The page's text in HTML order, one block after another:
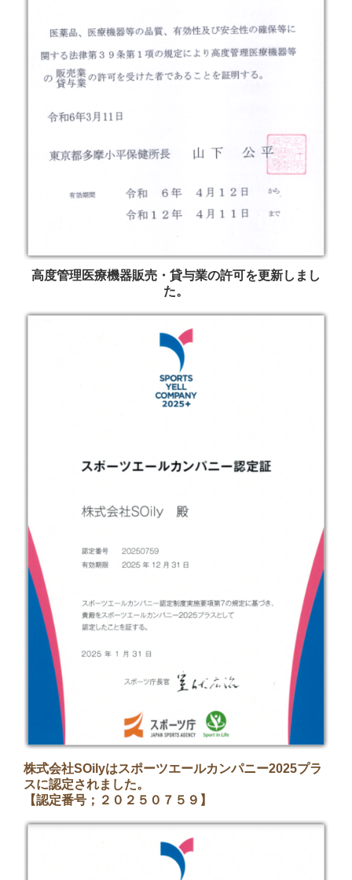
高度管理医療機器販売・貸与業の許可を更新しまし
た。
株式会社SOilyはスポーツエールカンパニー2025プラ
スに認定されました。
【認定番号；２０２５０７５９】